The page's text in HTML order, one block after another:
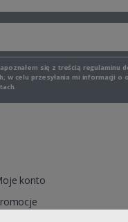
się z treścią regulaminu
w celu przesyłania mi informacji
konto